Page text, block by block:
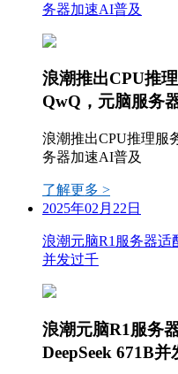
务器加速AI普及
浪潮推出CPU推
QwQ，元脑服务
浪潮推出CPU推理服
务器加速AI普及
了解更多 >
2025年02月22日
浪潮元脑R1服务器适
并发过千
浪潮元脑R1服务
DeepSeek 671B并